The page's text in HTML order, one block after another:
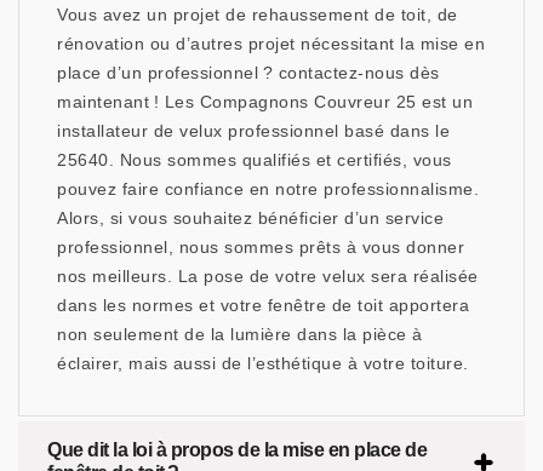
Vous avez un projet de rehaussement de toit, de
rénovation ou d’autres projet nécessitant la mise en
place d’un professionnel ? contactez-nous dès
maintenant ! Les Compagnons Couvreur 25 est un
installateur de velux professionnel basé dans le
25640. Nous sommes qualifiés et certifiés, vous
pouvez faire confiance en notre professionnalisme.
Alors, si vous souhaitez bénéficier d’un service
professionnel, nous sommes prêts à vous donner
nos meilleurs. La pose de votre velux sera réalisée
dans les normes et votre fenêtre de toit apportera
non seulement de la lumière dans la pièce à
éclairer, mais aussi de l’esthétique à votre toiture.
Que dit la loi à propos de la mise en place de